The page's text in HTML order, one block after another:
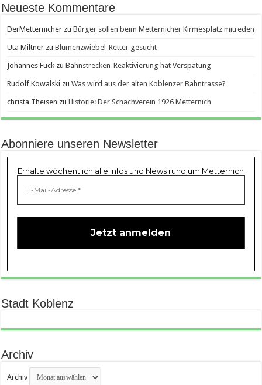
Neueste Kommentare
DerMetternicher zuBürger sollen beim Metternicher Kirmesplatz mitreden
Uta Miltner zuBlumenzwiebel-Retter gesucht
Johannes Fuck zuBahnstrecken-Reaktivierung hat Verspätung
Rudolf Kowalski zuWas wird aus der alten Koblenzer Bahntrasse?
christa Theisen zuHistorie: Der Schachverein 1926 Metternich
Abonniere unseren Newsletter
Erhalte wöchentlich alle Infos und News rund um Metternich
Stadt Koblenz
Archiv
Archiv